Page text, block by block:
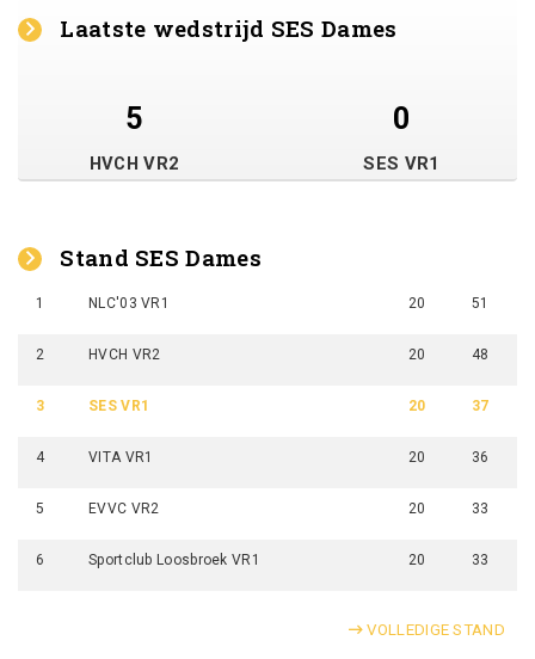
Laatste wedstrijd SES Dames
5 0
HVCH VR2 SES VR1
Stand SES Dames
1 NLC'03 VR1 20 51
2 HVCH VR2 20 48
3 SES VR1 20 37
4 VITA VR1 20 36
5 EVVC VR2 20 33
6 Sportclub Loosbroek VR1 20 33
VOLLEDIGE STAND